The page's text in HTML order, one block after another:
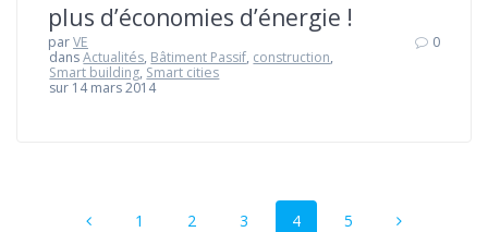
plus d’économies d’énergie !
parVE
dansActualités, Bâtiment Passif, construction,
Smart building, Smart cities
sur 14 mars 2014
0
Page
1 Page
2 Page
3 Page
4 Page
5